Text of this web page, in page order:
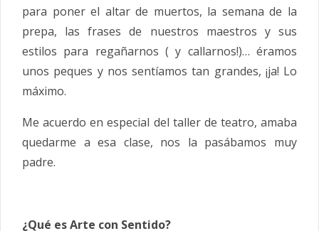
para poner el altar de muertos, la semana de la
prepa, las frases de nuestros maestros y sus
estilos para regañarnos ( y callarnos!)… éramos
unos peques y nos sentíamos tan grandes, ¡ja! Lo
máximo.
Me acuerdo en especial del taller de teatro, amaba
quedarme a esa clase, nos la pasábamos muy
padre.
¿Qué es Arte con Sentido?